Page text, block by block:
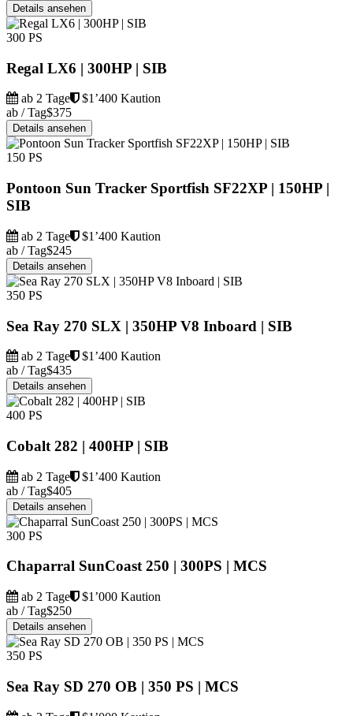
Details ansehen
300 PS
Regal LX6 | 300HP | SIB
ab 2 Tage
$1’400 Kaution
ab / Tag$375
Details ansehen
150 PS
Pontoon Sun Tracker Sportfish SF22XP | 150HP |
SIB
ab 2 Tage
$1’400 Kaution
ab / Tag$245
Details ansehen
350 PS
Sea Ray 270 SLX | 350HP V8 Inboard | SIB
ab 2 Tage
$1’400 Kaution
ab / Tag$435
Details ansehen
400 PS
Cobalt 282 | 400HP | SIB
ab 2 Tage
$1’400 Kaution
ab / Tag$405
Details ansehen
300 PS
Chaparral SunCoast 250 | 300PS | MCS
ab 2 Tage
$1’000 Kaution
ab / Tag$250
Details ansehen
350 PS
Sea Ray SD 270 OB | 350 PS | MCS